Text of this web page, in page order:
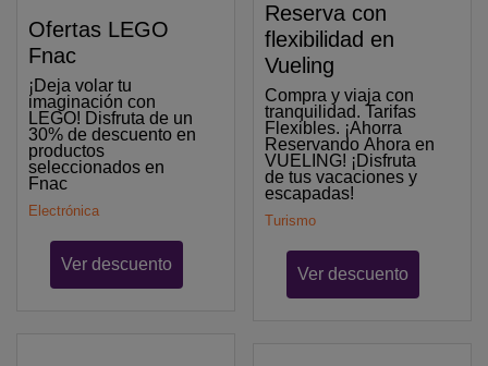
Ofertas LEGO
Fnac
¡Deja volar tu
imaginación con
LEGO! Disfruta de un
30% de descuento en
productos
seleccionados en
Fnac
Electrónica
Ver descuento
Reserva con
flexibilidad en
Vueling
Compra y viaja con
tranquilidad. Tarifas
Flexibles. ¡Ahorra
Reservando Ahora en
VUELING! ¡Disfruta
de tus vacaciones y
escapadas!
Turismo
Ver descuento